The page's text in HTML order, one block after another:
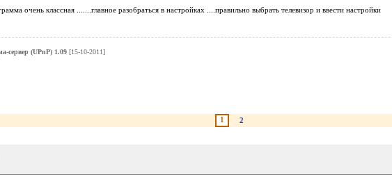
очень классная .......главное разобраться в настройках ....правильно выбрать телевизор и ввести настройки
сервер (UPnP) 1.09[15-10-2011]
1 2